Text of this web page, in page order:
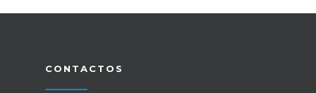
CONTACTOS